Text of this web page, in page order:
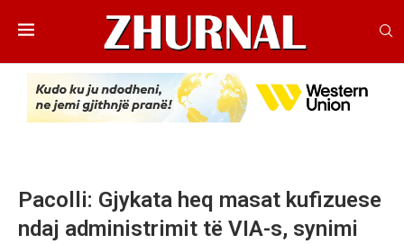
Pacolli: Gjykata heq masat kufizuese
ndaj administrimit të VIA-s, synimi